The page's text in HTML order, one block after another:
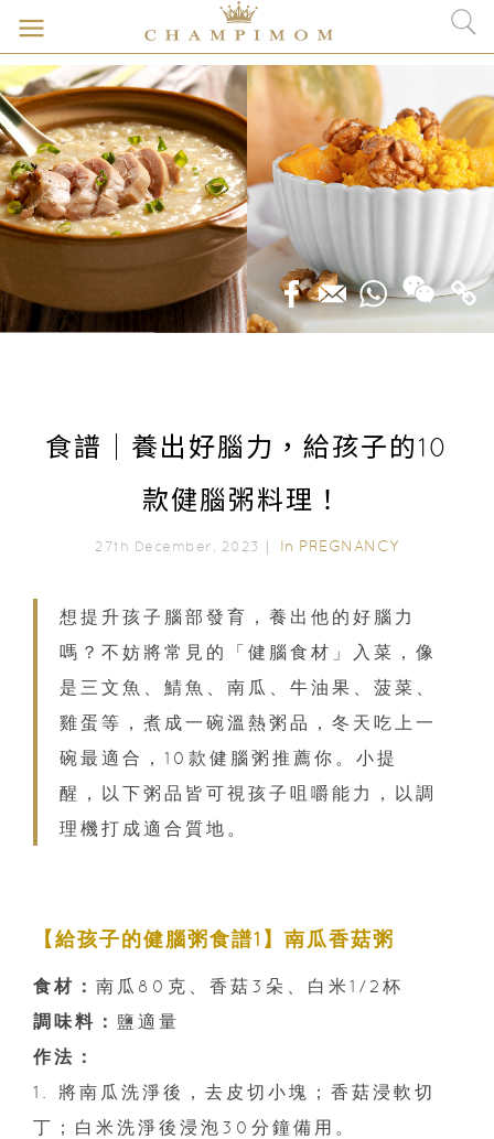
食譜｜養出好腦力，給孩子的10
款健腦粥料理！
27th December, 2023｜ In PREGNANCY
想提升孩子腦部發育，養出他的好腦力
嗎？不妨將常見的「健腦食材」入菜，像
是三文魚、鯖魚、南瓜、牛油果、菠菜、
雞蛋等，煮成一碗溫熱粥品，冬天吃上一
碗最適合，10款健腦粥推薦你。小提
醒，以下粥品皆可視孩子咀嚼能力，以調
理機打成適合質地。
【給孩子的健腦粥食譜1】南瓜香菇粥
食材： 南瓜80克、香菇3朵、白米1/2杯
調味料： 鹽適量
作法：
1. 將南瓜洗淨後，去皮切小塊；香菇浸軟切
丁；白米洗淨後浸泡30分鐘備用。